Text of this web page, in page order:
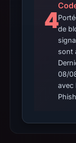
4de
sont
08/
avec